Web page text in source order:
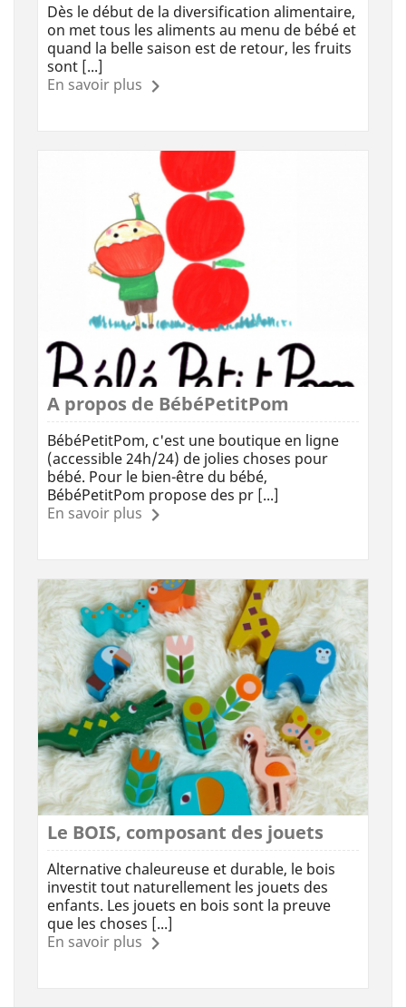
Dès le début de la diversification alimentaire,
on met tous les aliments au menu de bébé et
quand la belle saison est de retour, les fruits
sont [...]
En savoir plus
A propos de BébéPetitPom
BébéPetitPom, c'est une boutique en ligne
(accessible 24h/24) de jolies choses pour
bébé. Pour le bien-être du bébé,
BébéPetitPom propose des pr [...]
En savoir plus
Le BOIS, composant des jouets
Alternative chaleureuse et durable, le bois
investit tout naturellement les jouets des
enfants. Les jouets en bois sont la preuve
que les choses [...]
En savoir plus